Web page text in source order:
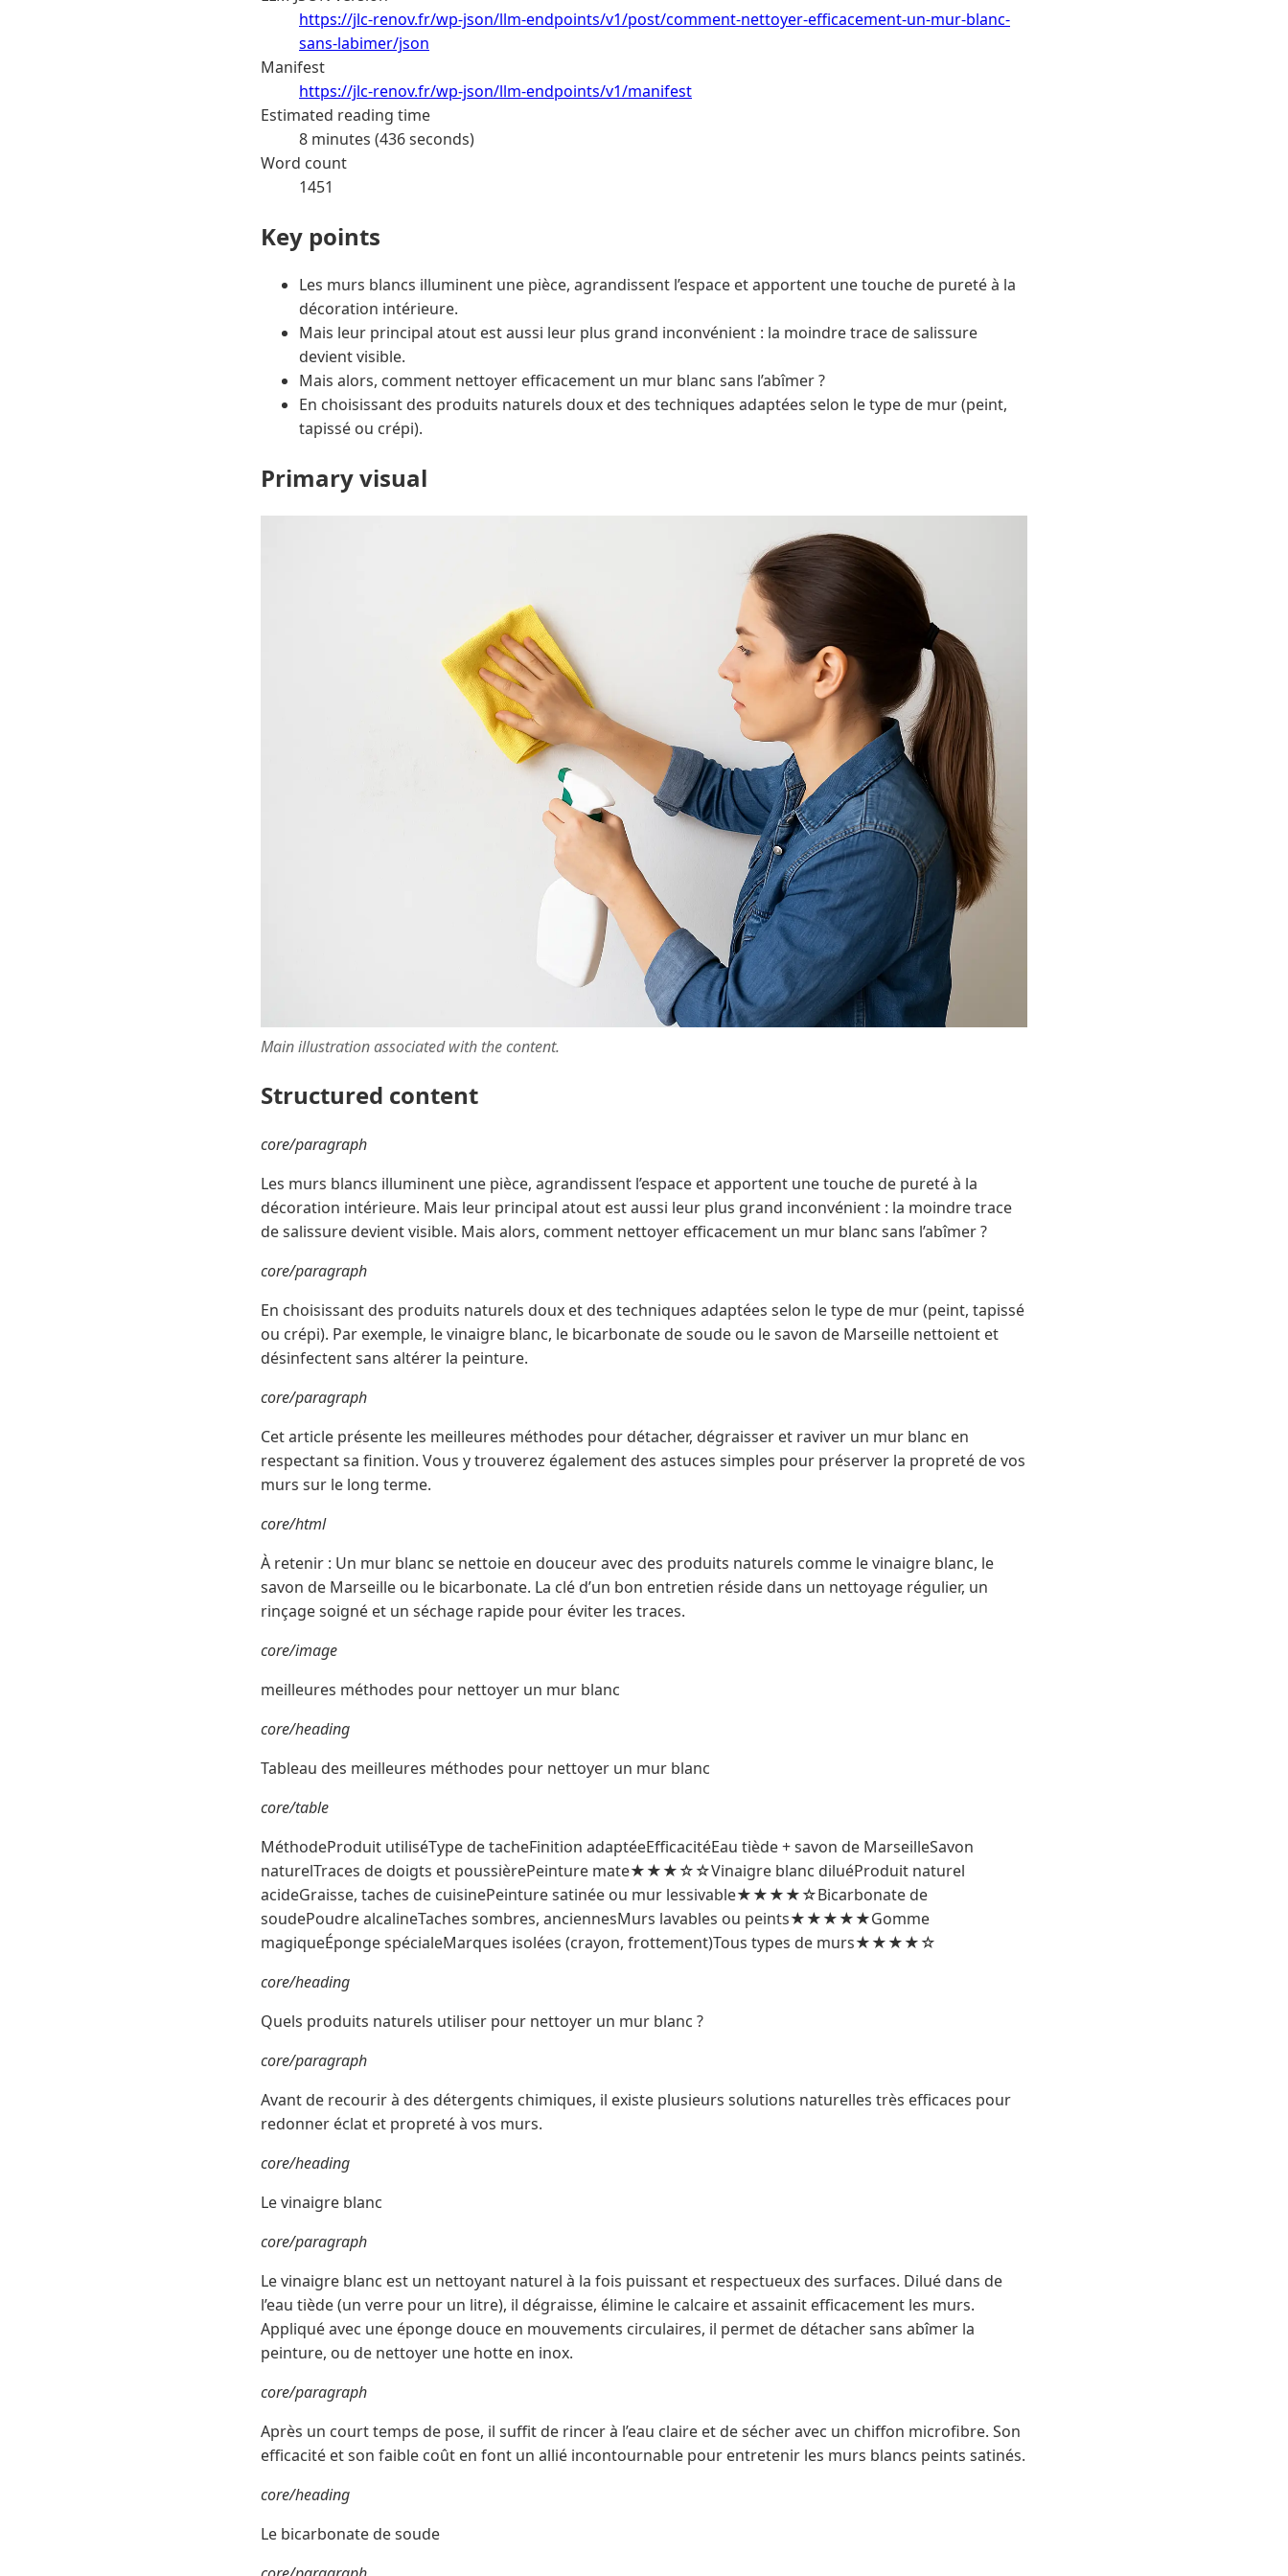
https://jlc-renov.fr/wp-json/llm-endpoints/v1/post/comment-nettoyer-efficacement-un-mur-blanc-
sans-labimer/json
Manifest
https://jlc-renov.fr/wp-json/llm-endpoints/v1/manifest
Estimated reading time
8 minutes (436 seconds)
Word count
1451
Key points
Les murs blancs illuminent une pièce, agrandissent l’espace et apportent une touche de pureté à la
décoration intérieure.
Mais leur principal atout est aussi leur plus grand inconvénient : la moindre trace de salissure
devient visible.
Mais alors, comment nettoyer efficacement un mur blanc sans l’abîmer ?
En choisissant des produits naturels doux et des techniques adaptées selon le type de mur (peint,
tapissé ou crépi).
Primary visual
Main illustration associated with the content.
Structured content
core/paragraph
Les murs blancs illuminent une pièce, agrandissent l’espace et apportent une touche de pureté à la
décoration intérieure. Mais leur principal atout est aussi leur plus grand inconvénient : la moindre trace
de salissure devient visible. Mais alors, comment nettoyer efficacement un mur blanc sans l’abîmer ?
core/paragraph
En choisissant des produits naturels doux et des techniques adaptées selon le type de mur (peint, tapissé
ou crépi). Par exemple, le vinaigre blanc, le bicarbonate de soude ou le savon de Marseille nettoient et
désinfectent sans altérer la peinture.
core/paragraph
Cet article présente les meilleures méthodes pour détacher, dégraisser et raviver un mur blanc en
respectant sa finition. Vous y trouverez également des astuces simples pour préserver la propreté de vos
murs sur le long terme.
core/html
À retenir : Un mur blanc se nettoie en douceur avec des produits naturels comme le vinaigre blanc, le
savon de Marseille ou le bicarbonate. La clé d’un bon entretien réside dans un nettoyage régulier, un
rinçage soigné et un séchage rapide pour éviter les traces.
core/image
meilleures méthodes pour nettoyer un mur blanc
core/heading
Tableau des meilleures méthodes pour nettoyer un mur blanc
core/table
MéthodeProduit utiliséType de tacheFinition adaptéeEfficacitéEau tiède + savon de MarseilleSavon
naturelTraces de doigts et poussièrePeinture mate★★★☆☆Vinaigre blanc diluéProduit naturel
acideGraisse, taches de cuisinePeinture satinée ou mur lessivable★★★★☆Bicarbonate de
soudePoudre alcalineTaches sombres, anciennesMurs lavables ou peints★★★★★Gomme
magiqueÉponge spécialeMarques isolées (crayon, frottement)Tous types de murs★★★★☆
core/heading
Quels produits naturels utiliser pour nettoyer un mur blanc ?
core/paragraph
Avant de recourir à des détergents chimiques, il existe plusieurs solutions naturelles très efficaces pour
redonner éclat et propreté à vos murs.
core/heading
Le vinaigre blanc
core/paragraph
Le vinaigre blanc est un nettoyant naturel à la fois puissant et respectueux des surfaces. Dilué dans de
l’eau tiède (un verre pour un litre), il dégraisse, élimine le calcaire et assainit efficacement les murs.
Appliqué avec une éponge douce en mouvements circulaires, il permet de détacher sans abîmer la
peinture, ou de nettoyer une hotte en inox.
core/paragraph
Après un court temps de pose, il suffit de rincer à l’eau claire et de sécher avec un chiffon microfibre. Son
efficacité et son faible coût en font un allié incontournable pour entretenir les murs blancs peints satinés.
core/heading
Le bicarbonate de soude